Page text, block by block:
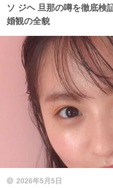
ソ ジヘ 旦那の噂を徹底
婚観の全貌
2026年5月5日